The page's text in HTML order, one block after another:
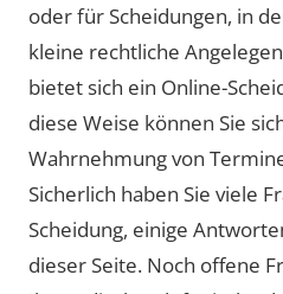
oder für Scheidungen, in
kleine rechtliche
bietet sich ein Online-
diese Weise können Sie
Wahrnehmung von
Sicherlich haben Sie viele
Scheidung, einige
dieser Seite. Noch offene